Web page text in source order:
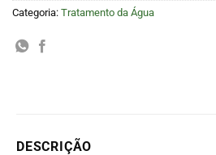
Categoria: Tratamento da Água
DESCRIÇÃO